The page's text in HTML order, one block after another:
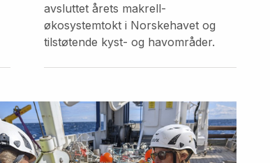
avsluttet årets makrell-
økosystemtokt i Norskehavet og
tilstøtende kyst- og havområder.